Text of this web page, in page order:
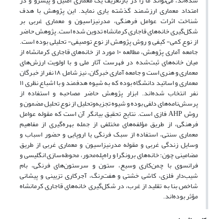
امتداد معماری ارزشمند گذشته یاری نماید. این پژوهش با هدف
شناخت اثرات عوامل فرهنگی، مدرنیزاسیون و معماری غربی بر
شکل‌‌گیری خانه‌های قاجاری کرمانشاه تدوین شده است. پژوهش حاضر
از نوع کمی- کیفی و روش پژوهش از نوع توصیفی- تحلیلی بوده است.
جامعه آماری پژوهش، مطالعه ۱۰ مورد از خانه‌های قاجاری کرمانشاه از
میان خانه‌های ثبت‌شده در فهرست آثار ملی و با اولویت ارزش‌های
معماری و هنری است و جامعه آماری خبرگان، نیز شامل ۱۸ نفر از خبرگان
معماری و اساتید دانشگاه بوده که به شیوه هدفمند و با اشباع نظری ۱۱
نفر انتخاب شده‌‌اند. ابزار پژوهش حاضر مصاحبه و استفاده از
پرسش‌نامه‌‌های دلفی بوده و شیوه تجزیه‌وتحلیل از نوع تحلیل مضمون و
روش AHP فازی است. نتایج تحقیق بیانگر آن است که مقوله عوامل
فرهنگی، از طریق مؤلفه‌های مختلفی از جمله بهره‌گیری از مفاهیم
معماری سنتی، استفاده از سبک فرنگی یا اروپایی و حضور اسباب و
وسایل زندگی غربی و مقوله مدرنیزاسیون و معماری غربی از طریق
مضامینی چون؛ خانه‌های برونگرا و راه‌پله‌محور، محوطه‌سازی انگلیسی و
فرانسوی با چمن‌‌کاری وسیع، ستون و سرستون‌های فرنگی، بام
شیب‌دار فلزی، کاشی خشتی و هفت‌رنگ، آجرکاری تزیینی و پیشانی
شاخص بنا به تقلید از غرب، در شکل‌گیری خانه‌های قاجاری کرمانشاه
مؤثر بوده‌اند.